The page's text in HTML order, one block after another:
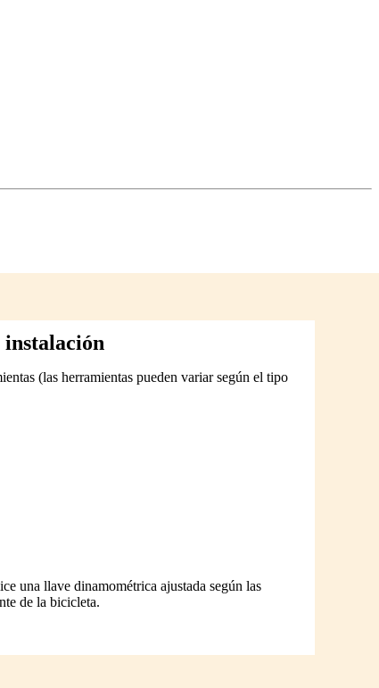
(las herramientas pueden variar según el tipo
una llave dinamométrica ajustada según las
de la bicicleta.